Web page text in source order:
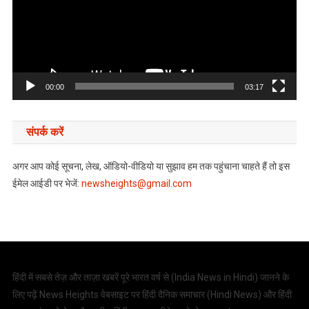
00:00 03:17
संपर्क करें
अगर आप कोई सूचना, लेख, ऑडियो-वीडियो या सुझाव हम तक पहुंचाना चाहते हैं तो इस
ईमेल आईडी पर भेजें: newsheights@gmail.com
हिंदी में सबसे तेज़ और ताज़ा खबरें पूरे भारत वर्ष से ( India News in Hindi) जानने के
लिए पढ़ें News Heights वेबसाइट पर हिंदी दैनिक समाचार (Hindi News) और हिंदी